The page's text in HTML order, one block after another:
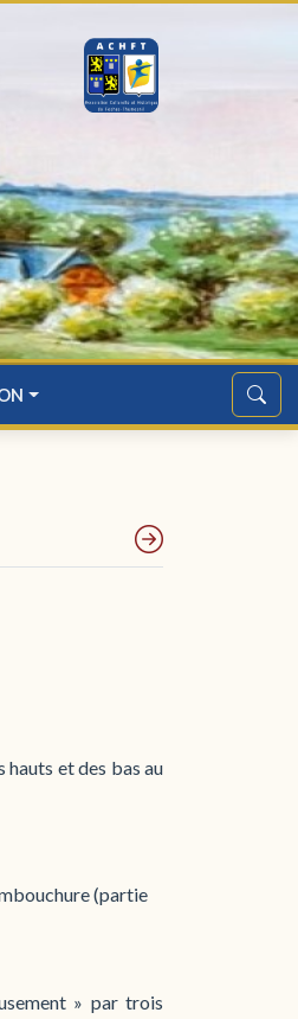
hauts et des bas au
(partie
» par trois